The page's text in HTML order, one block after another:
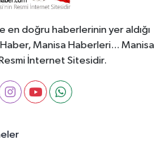
en doğru haberlerinin yer aldığı
Manisa Haberleri... Manisa
İnternet Sitesidir.